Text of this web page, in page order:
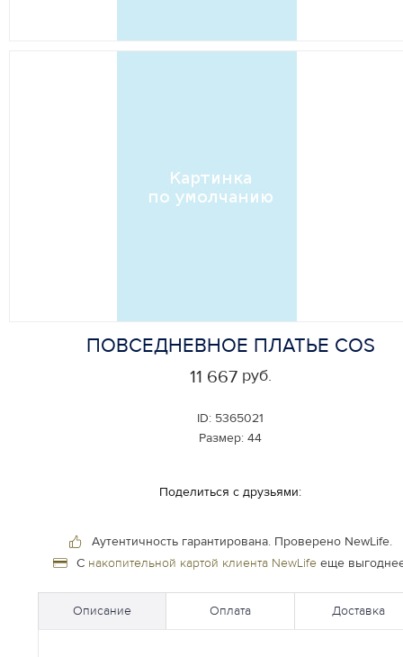
ПОВСЕДНЕВНОЕ ПЛАТЬЕ COS
ID: 5365021
Размер: 44
11 667 руб.
Поделиться с друзьями:
Аутентичность гарантирована. Проверено NewLife.
С накопительной картой клиента NewLifeеще
Описание Оплата Доставка